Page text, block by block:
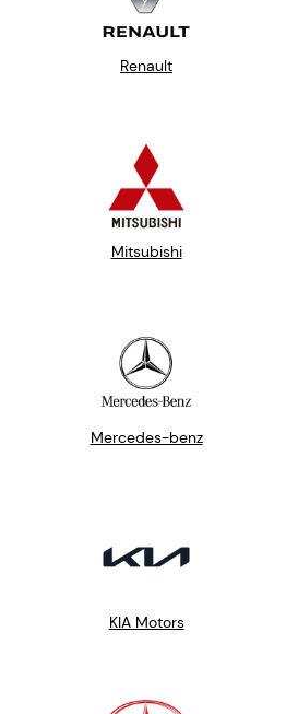
Renault
Mitsubishi
Mercedes-benz
KIA Motors